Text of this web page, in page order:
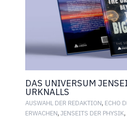
DAS UNIVERSUM
URKNALLS
AUSWAHL DER REDAKTION, ECHO
ERWACHEN, JENSEITS DER PHYSIK,